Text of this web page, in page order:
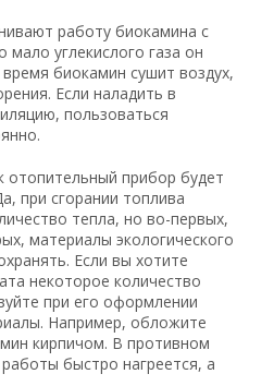
работу биокамина с
мало углекислого газа он
биокамин сушит воздух,
Если наладить в
пользоваться
отопительный прибор будет
при сгорании топлива
тепла, но во-первых,
материалы экологического
Если вы хотите
некоторое количество
при его оформлении
Например, обложите
кирпичом. В противном
быстро нагреется, а